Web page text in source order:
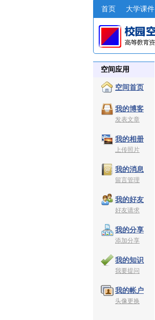
首页 大学课件
空间应用
空间首页
我的博客
发表文章
我的相册
上传照片
我的消息
留言管理
我的好友
好友请求
我的分享
添加分享
我的知识
我要提问
我的帐户
头像更换